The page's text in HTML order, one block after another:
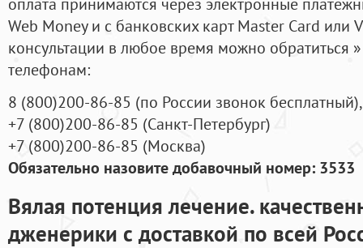
Web Money и с банковских карт Master Card или
консультации в любое время можно обратиться
телефонам:
8 (800)200-86-85 (по России звонок бесплатный),
+7 (800)200-86-85 (Санкт-Петербург)
+7 (800)200-86-85 (Москва)
Обязательно назовите добавочный номер: 3533
Вялая потенция лечение.
дженерики с доставкой по всей